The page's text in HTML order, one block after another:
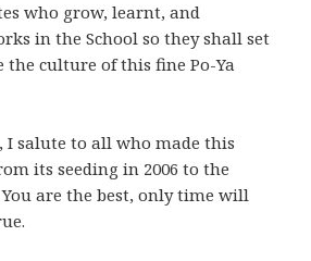
who grow, learnt, and
in the School so they shall set
the culture of this fine Po-Ya
salute to all who made this
its seeding in 2006 to the
You are the best, only time will